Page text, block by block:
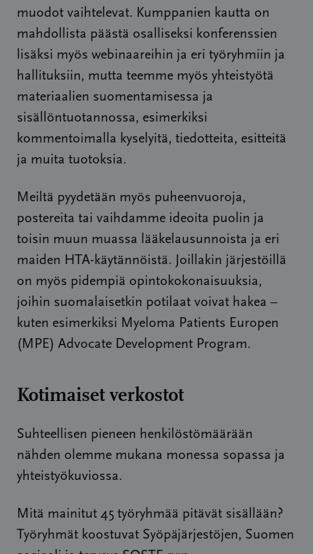
muodot vaihtelevat. Kumppanien kautta on
mahdollista päästä osalliseksi konferenssien
lisäksi myös webinaareihin ja eri työryhmiin ja
hallituksiin, mutta teemme myös yhteistyötä
materiaalien suomentamisessa ja
sisällöntuotannossa, esimerkiksi
kommentoimalla kyselyitä, tiedotteita, esitteitä
ja muita tuotoksia.
Meiltä pyydetään myös puheenvuoroja,
postereita tai vaihdamme ideoita puolin ja
toisin muun muassa lääkelausunnoista ja eri
maiden HTA-käytännöistä. Joillakin järjestöillä
on myös pidempiä opintokokonaisuuksia,
joihin suomalaisetkin potilaat voivat hakea –
kuten esimerkiksi Myeloma Patients Europen
(MPE) Advocate Development Program.
Kotimaiset verkostot
Suhteellisen pieneen henkilöstömäärään
nähden olemme mukana monessa sopassa ja
yhteistyökuviossa.
Mitä mainitut 45 työryhmää pitävät sisällään?
Työryhmät koostuvat Syöpäjärjestöjen, Suomen